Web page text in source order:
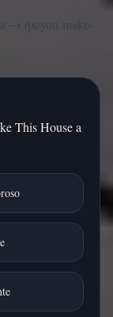
→ /pt/you-make-
This House a